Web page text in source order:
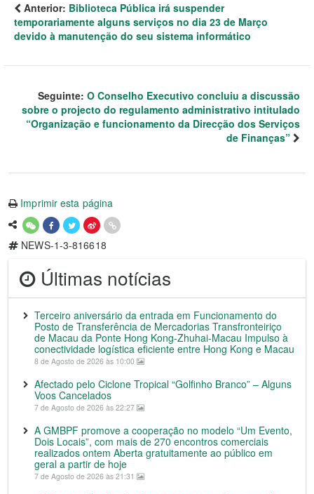
Anterior: Biblioteca Pública irá suspender
temporariamente alguns serviços no dia 23 de Março
devido à manutenção do seu sistema informático
Seguinte: O Conselho Executivo concluiu a discussão
sobre o projecto do regulamento administrativo intitulado
“Organização e funcionamento da Direcção dos Serviços
de Finanças”
Imprimir esta página
NEWS-1-3-816618
Últimas notícias
Terceiro aniversário da entrada em Funcionamento do
Posto de Transferência de Mercadorias Transfronteiriço
de Macau da Ponte Hong Kong-Zhuhai-Macau Impulso à
conectividade logística eficiente entre Hong Kong e Macau
8 de Agosto de 2026 às 10:00
Afectado pelo Ciclone Tropical “Golfinho Branco” – Alguns
Voos Cancelados
7 de Agosto de 2026 às 22:27
A GMBPF promove a cooperação no modelo “Um Evento,
Dois Locais”, com mais de 270 encontros comerciais
realizados ontem Aberta gratuitamente ao público em
geral a partir de hoje
7 de Agosto de 2026 às 21:31